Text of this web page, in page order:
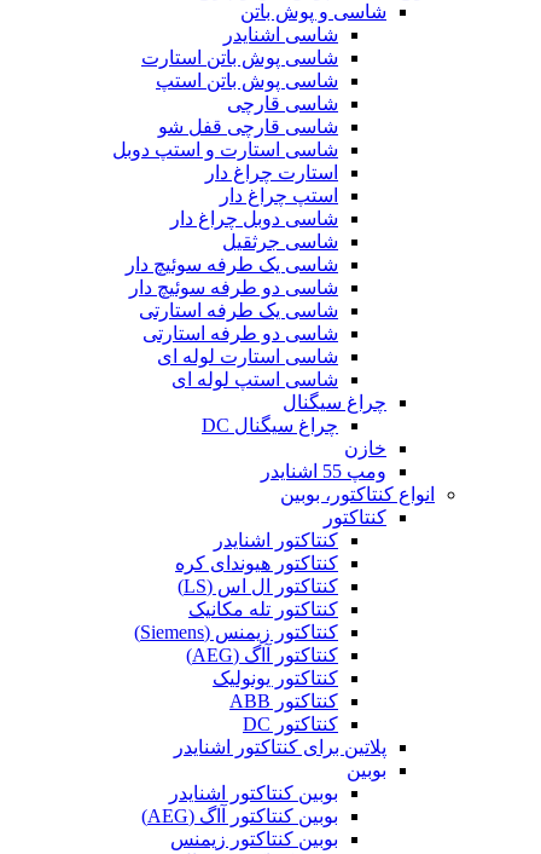
شاسی و پوش باتن
شاسی اشنایدر
شاسی پوش باتن استارت
شاسی پوش باتن استپ
شاسی قارچی
شاسی قارچی قفل شو
شاسی استارت و استپ دوبل
استارت چراغ دار
استپ چراغ دار
شاسی دوبل چراغ دار
شاسی جرثقیل
شاسی یک طرفه سوئیچ دار
شاسی دو طرفه سوئیچ دار
شاسی یک طرفه استارتی
شاسی دو طرفه استارتی
شاسی استارت لوله ای
شاسی استپ لوله ای
چراغ سیگنال
چراغ سیگنال DC
خازن
ومپ 55 اشنایدر
انواع کنتاکتور، بوبین
کنتاکتور
کنتاکتور اشنایدر
کنتاکتور هیوندای کره
کنتاکتور ال اس (LS)
کنتاکتور تله مکانیک
کنتاکتور زیمنس (Siemens)
کنتاکتور آاگ (AEG)
کنتاکتور یونولیک
کنتاکتور ABB
کنتاکتور DC
پلاتین برای کنتاکتور اشنایدر
بوبین
بوبین کنتاکتور اشنایدر
بوبین کنتاکتور آاگ (AEG)
بوبین کنتاکتور زیمنس